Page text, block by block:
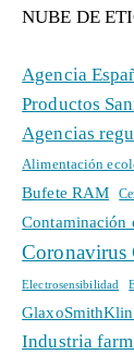
NUBE DE
Agencia
Productos
Agencias
Alimentación
Bufete RAM
Contaminación
Coronavirus
Electrosensibilidad
Industria